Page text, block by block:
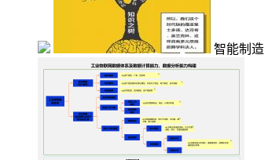
智能制造